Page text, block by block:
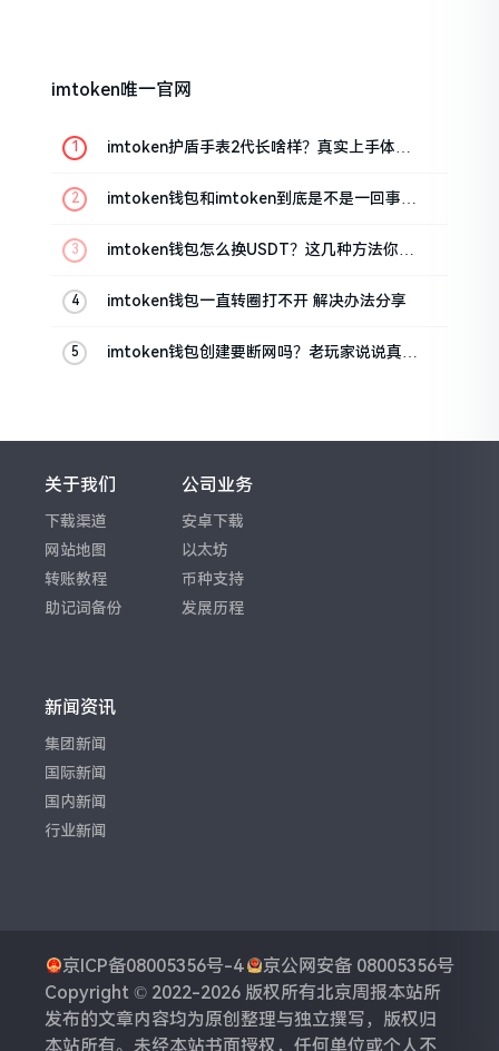
imtoken唯一官网
imtoken护盾手表2代长啥样？真实上手体验
imtoken钱包和imtoken到底是不是一回事？
imtoken钱包怎么换USDT？这几种方法你得
imtoken钱包一直转圈打不开 解决办法分享
imtoken钱包创建要断网吗？老玩家说说真实
关于我们
下载渠道
网站地图
转账教程
助记词备份
公司业务
安卓下载
以太坊
币种支持
发展历程
新闻资讯
集团新闻
国际新闻
国内新闻
行业新闻
京ICP备08005356号-4
京公网安备 08005356号
Copyright © 2022-2026 版权所有北京周报本站所
发布的文章内容均为原创整理与独立撰写，版权归
本站所有。未经本站书面授权，任何单位或个人不